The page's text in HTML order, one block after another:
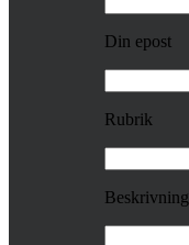
Din epost
Rubrik
Beskrivning